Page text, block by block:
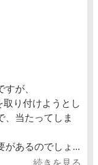
が、
取り付けようとし
、当たってしま
があるのでしょ...